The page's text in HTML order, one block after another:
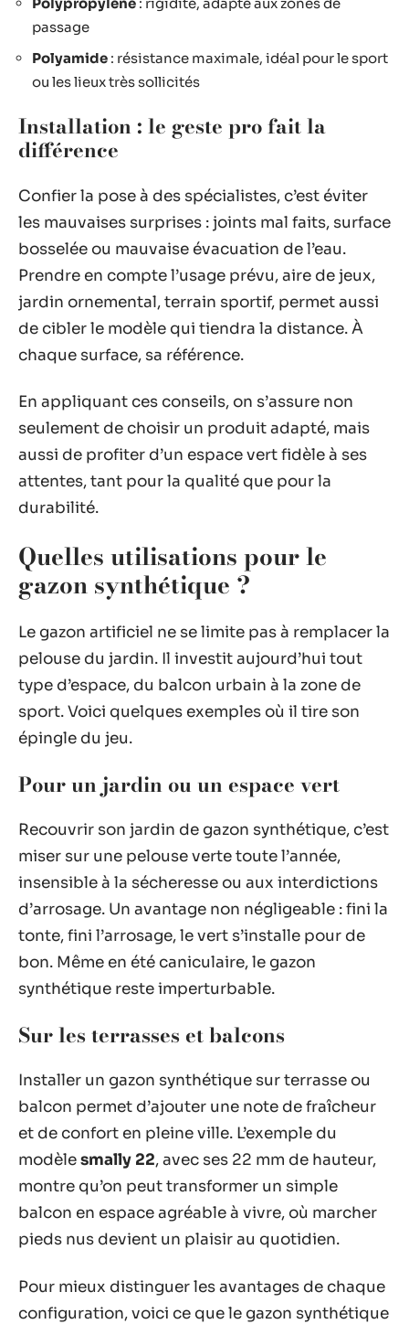
passage
Polyamide : résistance maximale, idéal pour le sport
ou les lieux très sollicités
Installation : le geste pro fait la
différence
Confier la pose à des spécialistes, c’est éviter
les mauvaises surprises : joints mal faits, surface
bosselée ou mauvaise évacuation de l’eau.
Prendre en compte l’usage prévu, aire de jeux,
jardin ornemental, terrain sportif, permet aussi
de cibler le modèle qui tiendra la distance. À
chaque surface, sa référence.
En appliquant ces conseils, on s’assure non
seulement de choisir un produit adapté, mais
aussi de profiter d’un espace vert fidèle à ses
attentes, tant pour la qualité que pour la
durabilité.
Quelles utilisations pour le
gazon synthétique ?
Le gazon artificiel ne se limite pas à remplacer la
pelouse du jardin. Il investit aujourd’hui tout
type d’espace, du balcon urbain à la zone de
sport. Voici quelques exemples où il tire son
épingle du jeu.
Pour un jardin ou un espace vert
Recouvrir son jardin de gazon synthétique, c’est
miser sur une pelouse verte toute l’année,
insensible à la sécheresse ou aux interdictions
d’arrosage. Un avantage non négligeable : fini la
tonte, fini l’arrosage, le vert s’installe pour de
bon. Même en été caniculaire, le gazon
synthétique reste imperturbable.
Sur les terrasses et balcons
Installer un gazon synthétique sur terrasse ou
balcon permet d’ajouter une note de fraîcheur
et de confort en pleine ville. L’exemple du
modèlesmally 22, avec ses 22 mm de hauteur,
montre qu’on peut transformer un simple
balcon en espace agréable à vivre, où marcher
pieds nus devient un plaisir au quotidien.
Pour mieux distinguer les avantages de chaque
configuration, voici ce que le gazon synthétique